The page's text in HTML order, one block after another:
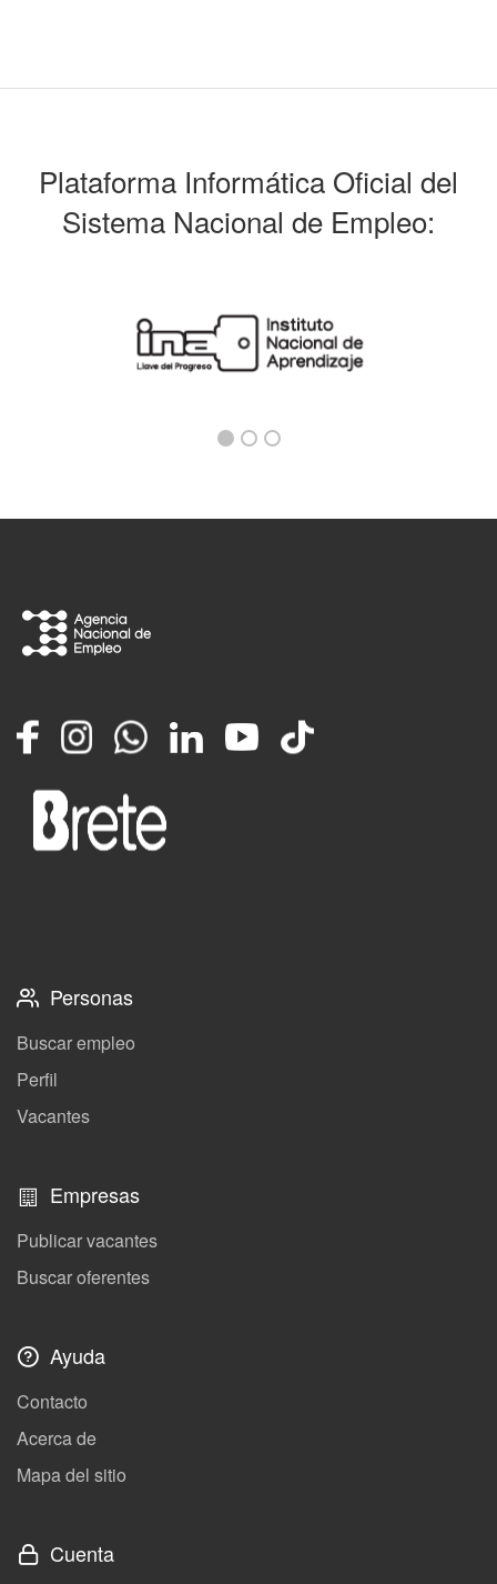
Plataforma Informática Oficial del
Sistema Nacional de Empleo:
FacebookInstagramWhatsappLinkedInYouTube
TikTok
Personas
Buscar empleo
Perfil
Vacantes
Empresas
Publicar vacantes
Buscar oferentes
Ayuda
Contacto
Acerca de
Mapa del sitio
Cuenta